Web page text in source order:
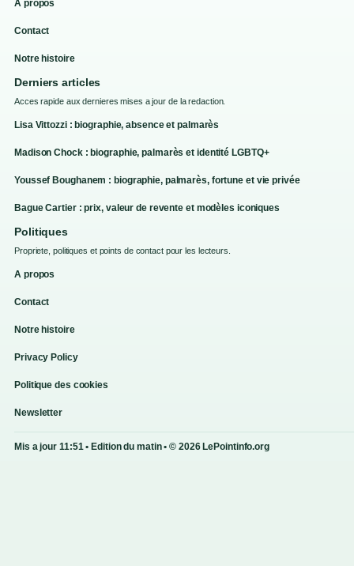
A propos
Contact
Notre histoire
Derniers articles
Acces rapide aux dernieres mises a jour de la redaction.
Lisa Vittozzi : biographie, absence et palmarès
Madison Chock : biographie, palmarès et identité LGBTQ+
Youssef Boughanem : biographie, palmarès, fortune et vie privée
Bague Cartier : prix, valeur de revente et modèles iconiques
Politiques
Propriete, politiques et points de contact pour les lecteurs.
A propos
Contact
Notre histoire
Privacy Policy
Politique des cookies
Newsletter
Mis a jour 11:51 • Edition du matin • © 2026 LePointinfo.org